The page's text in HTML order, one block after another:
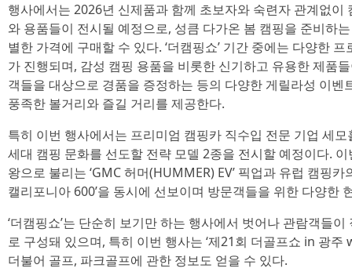
행사에서는 2026년 신제품과 함께 초보자와 숙련자 관계없이
와 용품들이 전시될 예정으로, 성큼 다가온 봄 캠핑을 준비하
별한 가격에 구매할 수 있다. ‘더캠핑쇼’ 기간 중에는 다양한
가 진행되며, 감성 캠핑 용품을 비롯한 신기하고 유용한 제품
객들을 대상으로 경품을 증정하는 등의 다양한 게릴라성 이
풍족한 볼거리와 즐길 거리를 제공한다.
특히 이번 행사에서는 프리미엄 캠핑카 직수입 전문 기업 세
세대 캠핑 문화를 선도할 전략 모델 2종을 전시할 예정이다.
왕으로 불리는 ‘GMC 허머(HUMMER) EV’ 픽업과 유럽 캠핑
캘리포니아 600’을 동시에 선보이며 방문객들을 위한 다양한
‘더캠핑쇼’는 단순히 보기만 하는 행사에서 벗어나 관람객들
로 구성돼 있으며, 특히 이번 행사는 ‘제21회 더골프쇼 in 광
더불어 골프, 파크골프에 관한 정보도 얻을 수 있다.